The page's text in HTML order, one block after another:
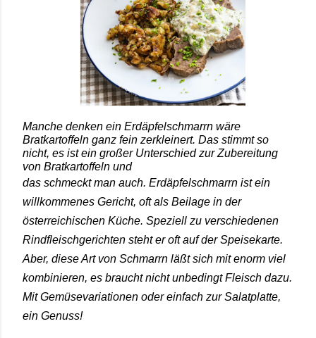
Manche denken ein Erdäpfelschmarrn wäre
Bratkartoffeln ganz fein zerkleinert. Das stimmt so
nicht, es ist ein großer Unterschied zur Zubereitung
von Bratkartoffeln und
das schmeckt man auch. Erdäpfelschmarrn ist ein
willkommenes Gericht, oft als Beilage in der
österreichischen Küche. Speziell zu verschiedenen
Rindfleischgerichten steht er oft auf der Speisekarte.
Aber, diese Art von Schmarrn läßt sich mit enorm viel
kombinieren, es braucht nicht unbedingt Fleisch dazu.
Mit Gemüsevariationen oder einfach zur Salatplatte,
ein Genuss!